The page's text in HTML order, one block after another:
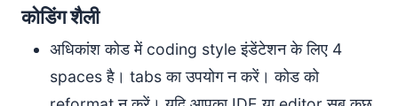
कोडिंग शैली
अधिकांश कोड में coding style इंडेंटेशन के लिए 4
spaces है। tabs का उपयोग न करें। कोड को